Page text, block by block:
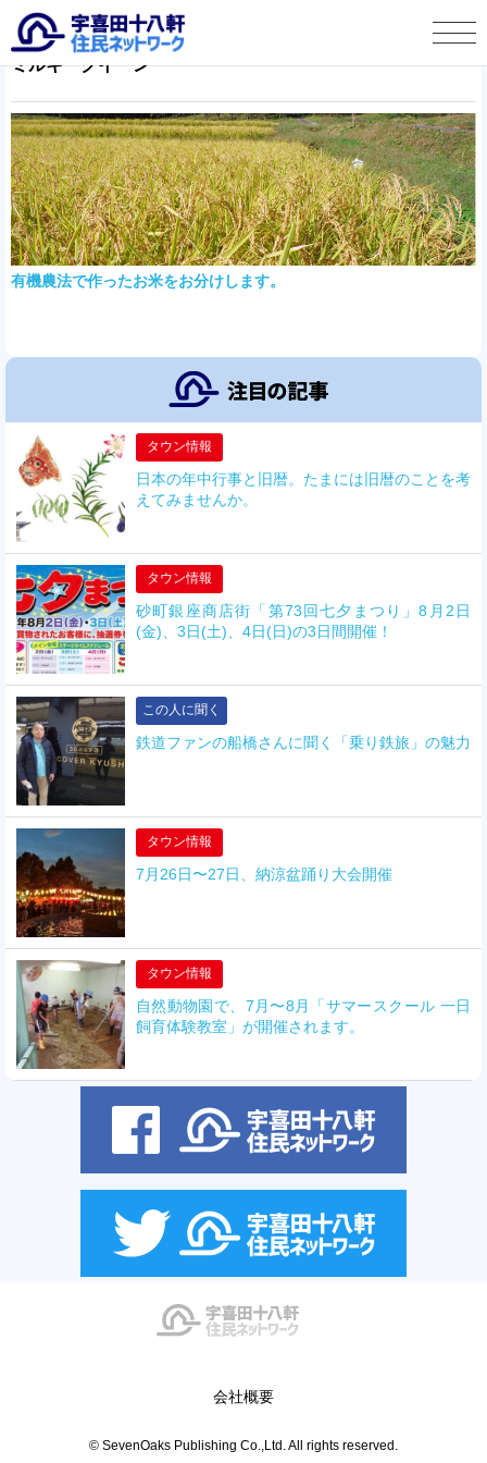
タウン情報
この人に聞く
宇喜田十八軒自治会より
ミルキークイーン
有機農法で作ったお米をお分けします。
タウン情報
日本の年中行事と旧暦。たまには旧暦のことを考
えてみませんか。
タウン情報
砂町銀座商店街「第73回七夕まつり」8月2日
(金)、3日(土)、4日(日)の3日間開催！
この人に聞く
鉄道ファンの船橋さんに聞く「乗り鉄旅」の魅力
タウン情報
7月26日〜27日、納涼盆踊り大会開催
タウン情報
自然動物園で、7月〜8月「サマースクール 一日
飼育体験教室」が開催されます。
会社概要
© SevenOaks Publishing Co.,Ltd. All rights reserved.